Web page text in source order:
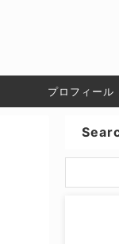
プロフィール